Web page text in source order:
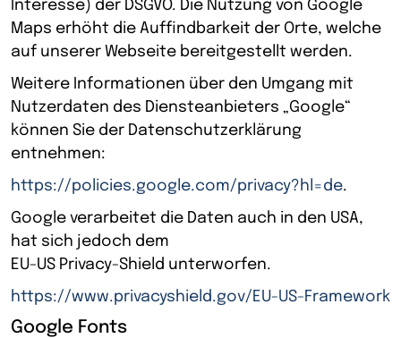
Interesse) der DSGVO. Die Nutzung von Google
Maps erhöht die Auffindbarkeit der Orte, welche
auf unserer Webseite bereitgestellt werden.
Weitere Informationen über den Umgang mit
Nutzerdaten des Diensteanbieters „Google“
können Sie der Datenschutzerklärung
entnehmen:
https://policies.google.com/privacy?hl=de.
Google verarbeitet die Daten auch in den USA,
hat sich jedoch dem
EU-US Privacy-Shield unterworfen.
https://www.privacyshield.gov/EU-US-Framework
Google Fonts